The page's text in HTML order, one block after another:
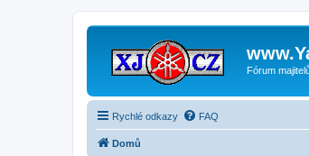
Fórum
Rychlé odkazy FAQ
Domů